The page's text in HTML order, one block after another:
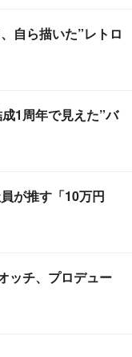
自ら描いた”レトロ
1周年で見えた”バ
が推す「10万円
ッチ、プロデュー